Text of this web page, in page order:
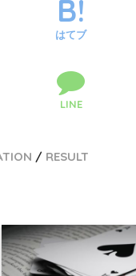
はてブ
LINE
RESULT